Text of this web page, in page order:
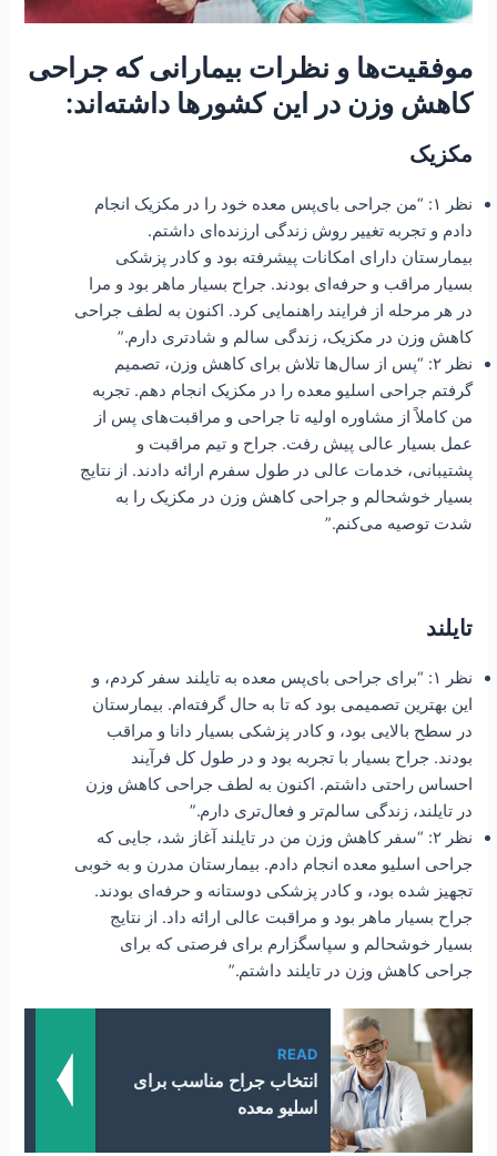
موفقیت‌ها و نظرات بیمارانی که جراحی
کاهش وزن در این کشورها داشته‌اند:
مکزیک
نظر ۱: “من جراحی بای‌پس معده خود را در مکزیک انجام
دادم و تجربه‌ تغییر روش زندگی ارزنده‌ای داشتم.
بیمارستان دارای امکانات پیشرفته بود و کادر پزشکی
بسیار مراقب و حرفه‌ای بودند. جراح بسیار ماهر بود و مرا
در هر مرحله از فرایند راهنمایی کرد. اکنون به لطف جراحی
کاهش وزن در مکزیک، زندگی سالم و شادتری دارم.”
نظر ۲: “پس از سال‌ها تلاش برای کاهش وزن، تصمیم
گرفتم جراحی اسلیو معده را در مکزیک انجام دهم. تجربه
من کاملاً از مشاوره اولیه تا جراحی و مراقبت‌های پس از
عمل بسیار عالی پیش رفت. جراح و تیم مراقبت و
پشتیبانی، خدمات عالی در طول سفرم ارائه دادند. از نتایج
بسیار خوشحالم و جراحی کاهش وزن در مکزیک را به
شدت توصیه می‌کنم.”
تایلند
نظر ۱: “برای جراحی بای‌پس معده به تایلند سفر کردم، و
این بهترین تصمیمی بود که تا به حال گرفته‌ام. بیمارستان
در سطح بالایی بود، و کادر پزشکی بسیار دانا و مراقب
بودند. جراح بسیار با تجربه بود و در طول کل فرآیند
احساس راحتی داشتم. اکنون به لطف جراحی کاهش وزن
در تایلند، زندگی سالم‌تر و فعال‌تری دارم.”
نظر ۲: “سفر کاهش وزن من در تایلند آغاز شد، جایی که
جراحی اسلیو معده انجام دادم. بیمارستان مدرن و به خوبی
تجهیز شده بود، و کادر پزشکی دوستانه و حرفه‌ای بودند.
جراح بسیار ماهر بود و مراقبت عالی ارائه داد. از نتایج
بسیار خوشحالم و سپاسگزارم برای فرصتی که برای
جراحی کاهش وزن در تایلند داشتم.”
READ
انتخاب جراح مناسب برای
اسلیو معده